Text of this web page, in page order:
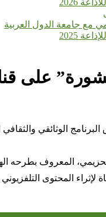
2026
مع جامعة الدول العربية
2025
على
البرنامج الوثائقي
المعروف بطرحه
المحتوى